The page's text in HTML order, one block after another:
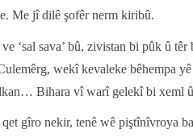
Me jî dilê şofêr nerm kiribû.
‘sal sava’ bû, zivistan bi pûk û
wekî kevaleke bêhempa
Bihara vî warî gelekî bi xeml
gîro nekir, tenê wê piştînîvroya